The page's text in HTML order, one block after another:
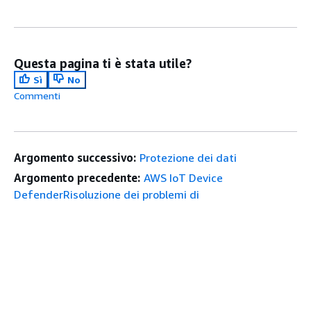
Questa pagina ti è stata utile?
Sì
No
Commenti
Argomento successivo: Protezione dei dati
Argomento precedente: AWS IoT Device
DefenderRisoluzione dei problemi di